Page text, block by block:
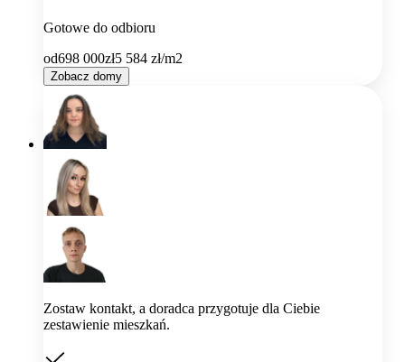
Gotowe do odbioru
od698 000zł5 584 zł/m2
Zobacz domy
Zostaw kontakt, a doradca przygotuje dla Ciebie
zestawienie mieszkań.